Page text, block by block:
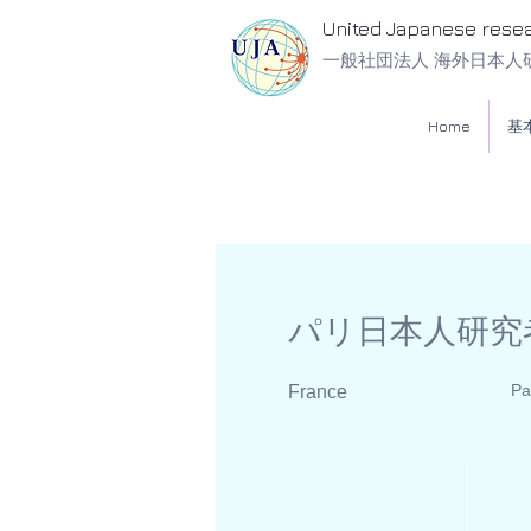
United Japanese
一般社団法人 海外日本人
Home 基
パリ日本人研
France